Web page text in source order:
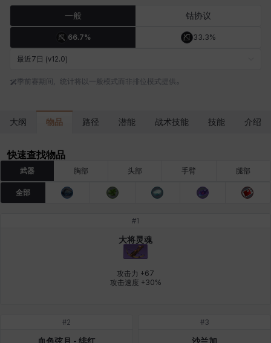
埃琳娜 埃索 塔齐娅
李黛琳 杰琪 梅 比安卡 洛兹 海因茨
玄佑 玛蒂娜
一般 钴协议
66.7% 33.3%
最近7日 (v12.0)
季前赛期间，统计将以一般模式而非排位模式提供。
大纲 物品 路径 潜能 战术技能 技能 介绍
快速查找物品
武器 胸部 头部 手臂 腿部
全部
#1
大将灵魂
攻击力 +67
攻击速度 +30%
#2 #3